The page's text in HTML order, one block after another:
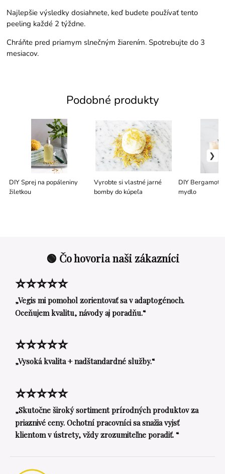
Najlepšie výsledky dosiahnete, keď budete používať tento
peeling každé 2 týždne.
Chráňte pred priamym slnečným žiarením. Spotrebujte do 3
mesiacov.
Podobné produkty
DIY Sprej na popáleniny
žiletkou
Vyrobte si vlastné jarné
bomby do kúpeľa
DIY Bergamot
mydlo
🟢 Čo hovoria naši zákazníci
⭐⭐⭐⭐⭐
„Vegis mi pomohol zorientovať sa v adaptogénoch.
Oceňujem kvalitu, návody aj poradňu.“
⭐⭐⭐⭐⭐
„Vysoká kvalita + nadštandardné služby.“
⭐⭐⭐⭐⭐
„Skutočne široký sortiment prírodných produktov za
priaznivé ceny. Ochotní pracovníci sa snažia vyjsť
klientom v ústrety, vždy zrozumiteľne poradiť. “